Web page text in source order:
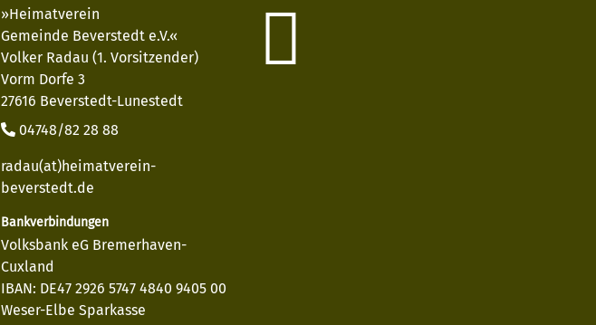
»Heimatverein
Gemeinde Beverstedt e.V.«
Volker Radau (1. Vorsitzender)
Vorm Dorfe 3
27616 Beverstedt-Lunestedt
04748/82 28 88
radau(at)heimatverein-
beverstedt.de
Bankverbindungen
Volksbank eG Bremerhaven-
Cuxland
IBAN: DE47 2926 5747 4840 9405 00
Weser-Elbe Sparkasse